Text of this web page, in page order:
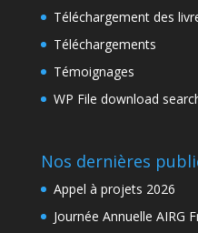
Téléchargement des
Téléchargements
Témoignages
WP File download
Nos dernières
Appel à projets 2026
Journée Annuelle AIRG